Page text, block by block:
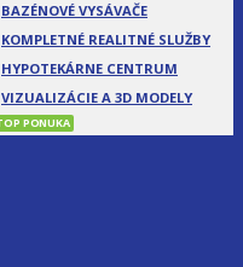
BAZÉNOVÉ VYSÁVAČE
KOMPLETNÉ REALITNÉ SLUŽBY
HYPOTEKÁRNE CENTRUM
VIZUALIZÁCIE A 3D MODELY